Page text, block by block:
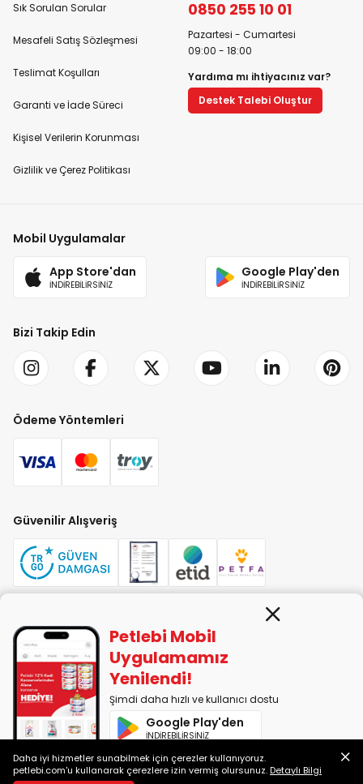
Sokoke Kedisi Özellikleri, Karakteri ve Bakımı
Sık Sorulan Sorular
Mesafeli Satış Sözleşmesi
Teslimat Koşulları
Garanti ve İade Süreci
Kişisel Verilerin Korunması
Gizlilik ve Çerez Politikası
0850 255 10 01
Pazartesi - Cumartesi
09:00 - 18:00
Yardıma mı ihtiyacınız var?
Destek Talebi Oluştur
Mobil Uygulamalar
App Store'dan
İNDİREBİLİRSİNİZ
Google Play'den
İNDİREBİLİRSİNİZ
Bizi Takip Edin
Ödeme Yöntemleri
Güvenilir Alışveriş
PETLEBİ EVCİL HAYVAN ÜRÜNLERİ PAZ. SAN. TİC. LTD. ŞTİ. Alaşarköy Mah.
1. Alaşar Cad. No: 9 Osmangazi/Bursa
7290599225 vergi numarasıyla Uludağ Vergi Dairesi'ne bağlıdır.
2014-2026 © petlebi.com v11.89.0
Bursa'da sevgiyle yapıldı.
Petlebi Mobil
Uygulamamız
Yenilendi!
Şimdi daha hızlı ve kullanıcı dostu
Google Play'den
İNDİREBİLİRSİNİZ
App Store'dan
Daha iyi hizmetler sunabilmek için çerezler kullanıyoruz.
petlebi.com'u kullanarak çerezlere izin vermiş olursunuz.Detaylı Bilgi